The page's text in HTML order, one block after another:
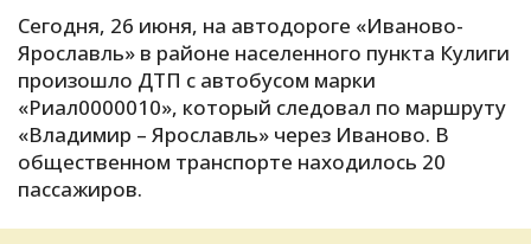
И
К
Т
Сегодня, 26 июня, на автодороге «Иваново-
Ярославль» в районе населенного пункта Кулиги
произошло ДТП с автобусом марки
«Риал0000010», который следовал по маршруту
«Владимир – Ярославль» через Иваново. В
общественном транспорте находилось 20
пассажиров.